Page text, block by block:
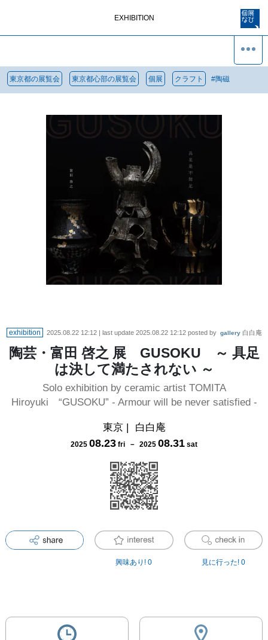
EXHIBITION
東京都の展覧会 東京都心部の展覧会 個展 クラフト #陶磁
exhibition 2025.08.22 12:12| last update 2025.08.22 12:12posted by gallery 白白庵
陶芸・富田 啓之 展 GUSOKU ～ 具足
は決して満たされない ～
Solo exhibition by ceramic artist TOMITA
Hiroyuki “GUSOKU” - Armour will be never satisfied -
東京| 白白庵
2025 08.23 fri － 2025 08.31 sat
興味あり! 0 見に行った! 0